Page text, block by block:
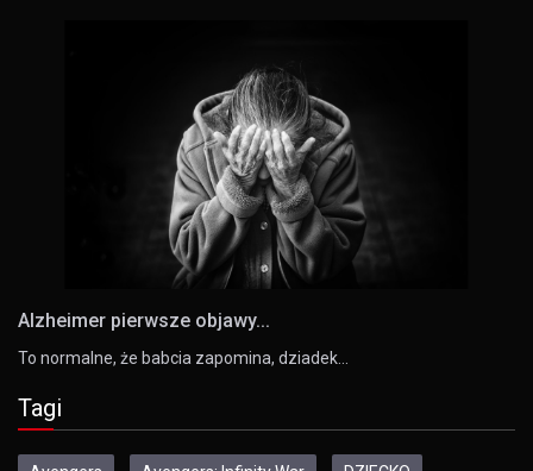
Alzheimer pierwsze objawy...
To normalne, że babcia zapomina, dziadek…
Tagi